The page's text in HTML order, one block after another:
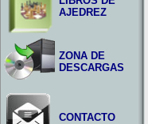
AJEDREZ
ZONA DE
DESCARGAS
CONTACTO